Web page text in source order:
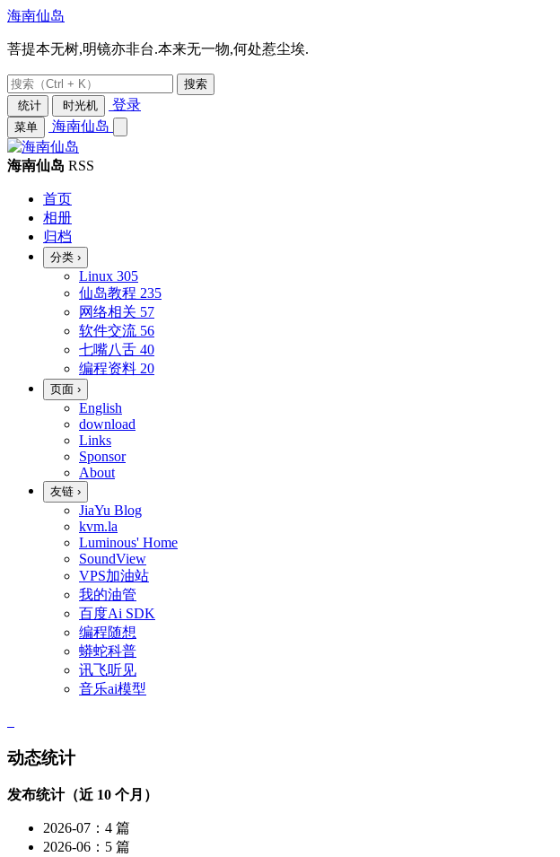
海南仙岛
菩提本无树,明镜亦非台.本来无一物,何处惹尘埃.
搜索
统计
时光机 登录
菜单 海南仙岛
海南仙岛 RSS
首页
相册
归档
分类 ›
Linux 305
仙岛教程 235
网络相关 57
软件交流 56
七嘴八舌 40
编程资料 20
页面 ›
English
download
Links
Sponsor
About
友链 ›
JiaYu Blog
kvm.la
Luminous' Home
SoundView
VPS加油站
我的油管
百度Ai SDK
编程随想
蟒蛇科普
讯飞听见
音乐ai模型
动态统计
发布统计（近 10 个月）
2026-07：4 篇
2026-06：5 篇